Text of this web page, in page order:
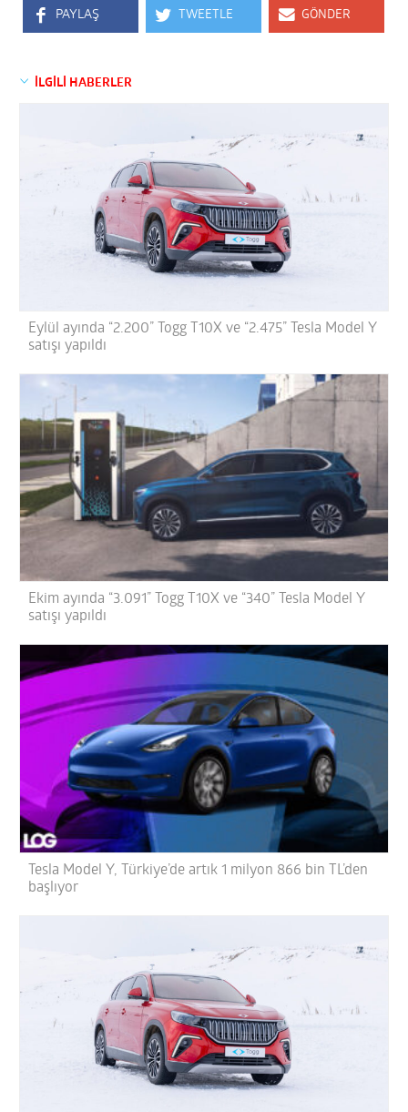
PAYLAŞ TWEETLE GÖNDER
İLGİLİ HABERLER
Eylül ayında “2.200” Togg T10X ve “2.475” Tesla Model Y
satışı yapıldı
Ekim ayında “3.091” Togg T10X ve “340” Tesla Model Y
satışı yapıldı
Tesla Model Y, Türkiye’de artık 1 milyon 866 bin TL’den
başlıyor